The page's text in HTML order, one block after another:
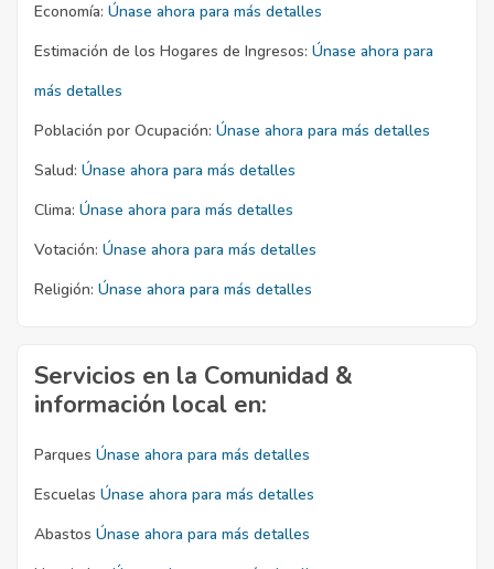
Economía: Únase ahora para más detalles
Estimación de los Hogares de Ingresos: Únase ahora para
más detalles
Población por Ocupación: Únase ahora para más detalles
Salud: Únase ahora para más detalles
Clima: Únase ahora para más detalles
Votación: Únase ahora para más detalles
Religión: Únase ahora para más detalles
Servicios en la Comunidad &
información local en:
Parques Únase ahora para más detalles
Escuelas Únase ahora para más detalles
Abastos Únase ahora para más detalles